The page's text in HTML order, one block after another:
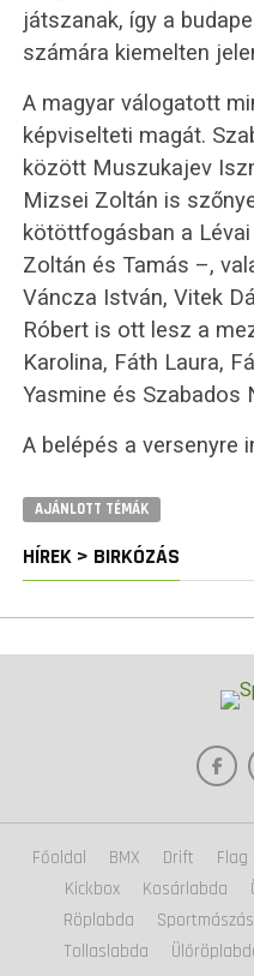
játszanak, így a
számára kiemelten
A magyar válogatott
képviselteti magát.
között Muszukajev
Mizsei Zoltán is
kötöttfogásban a
Zoltán és Tamás –,
Váncza István, Vitek
Róbert is ott lesz a
Karolina, Fáth Laura,
Yasmine és Szabados
A belépés a versenyre
AJÁNLOTT TÉMÁK
HÍREK > BIRKÓZÁS
Főoldal BMX Drift Flag
Kickbox
Kosárlabda
Röplabda
Sportmászás
Tollaslabda